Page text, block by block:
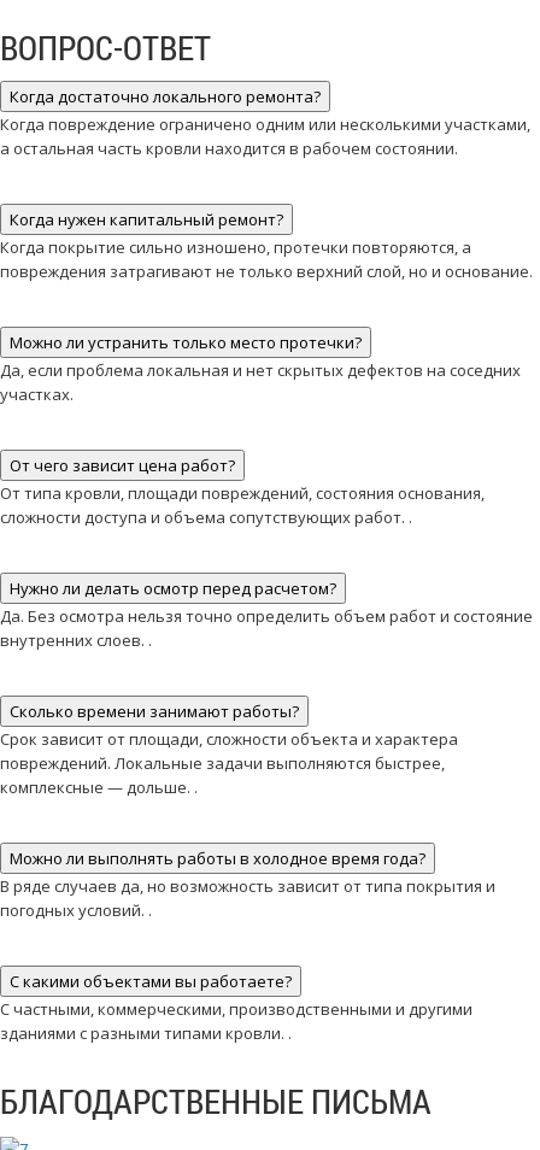
ВОПРОС-ОТВЕТ
Когда достаточно локального ремонта?
Когда повреждение ограничено одним или несколькими участками,
а остальная часть кровли находится в рабочем состоянии.
Когда нужен капитальный ремонт?
Когда покрытие сильно изношено, протечки повторяются, а
повреждения затрагивают не только верхний слой, но и основание.
Можно ли устранить только место протечки?
Да, если проблема локальная и нет скрытых дефектов на соседних
участках.
От чего зависит цена работ?
От типа кровли, площади повреждений, состояния основания,
сложности доступа и объема сопутствующих работ. .
Нужно ли делать осмотр перед расчетом?
Да. Без осмотра нельзя точно определить объем работ и состояние
внутренних слоев. .
Сколько времени занимают работы?
Срок зависит от площади, сложности объекта и характера
повреждений. Локальные задачи выполняются быстрее,
комплексные — дольше. .
Можно ли выполнять работы в холодное время года?
В ряде случаев да, но возможность зависит от типа покрытия и
погодных условий. .
С какими объектами вы работаете?
С частными, коммерческими, производственными и другими
зданиями с разными типами кровли. .
БЛАГОДАРСТВЕННЫЕ ПИСЬМА